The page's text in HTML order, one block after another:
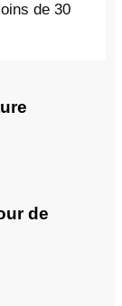
de 30
de